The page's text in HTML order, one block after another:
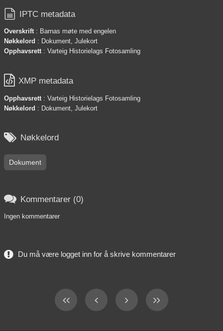
 IPTC metadata
Overskrift: Barnas møte med engelen
Nøkkelord : Dokument, Julekort
Opphavsrett: Varteig Historielags Fotosamling
 XMP metadata
Opphavsrett: Varteig Historielags Fotosamling
Nøkkelord : Dokument, Julekort
 Nøkkelord
Dokument
 Kommentarer (0)
Ingen kommentarer
Du må være logget inn for å skrive kommentarer